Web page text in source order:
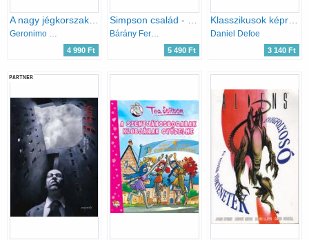
4 990 Ft 5 490 Ft
Klasszikusok képregényben - Robinson Crusoe [képregény]
Daniel Defoe
3 140 Ft
PARTNER